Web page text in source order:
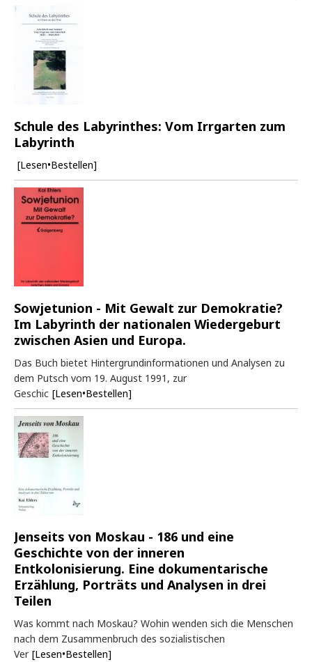
Schule des Labyrinthes: Vom Irrgarten zum
Labyrinth
[Lesen•Bestellen]
Sowjetunion - Mit Gewalt zur Demokratie?
Im Labyrinth der nationalen Wiedergeburt
zwischen Asien und Europa.
Das Buch bietet Hintergrundinformationen und Analysen zu
dem Putsch vom 19. August 1991, zur
Geschic [Lesen•Bestellen]
Jenseits von Moskau - 186 und eine
Geschichte von der inneren
Entkolonisierung. Eine dokumentarische
Erzählung, Porträts und Analysen in drei
Teilen
Was kommt nach Moskau? Wohin wenden sich die Menschen
nach dem Zusammenbruch des sozialistischen
Ver [Lesen•Bestellen]